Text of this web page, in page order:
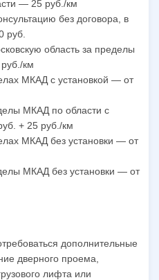
— 25 руб./км
без договора, в
руб.
область за пределы
км
МКАД с установкой — от
МКАД по области с
+ 25 руб./км
МКАД без установки — от
МКАД без установки — от
дополнительные
дверного проема,
лифта или